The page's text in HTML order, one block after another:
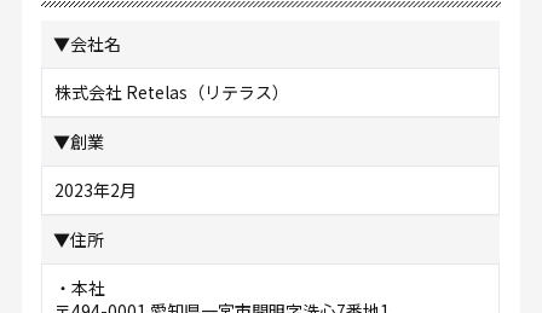
▼会社名
株式会社 Retelas（リテラス）
▼創業
2023年2月
▼住所
・本社